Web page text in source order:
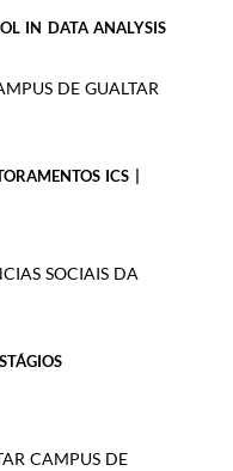
IN DATA ANALYSIS
DE GUALTAR
ICS |
SOCIAIS DA
CAMPUS DE